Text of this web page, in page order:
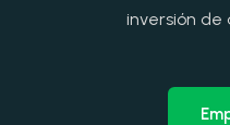
inversión de